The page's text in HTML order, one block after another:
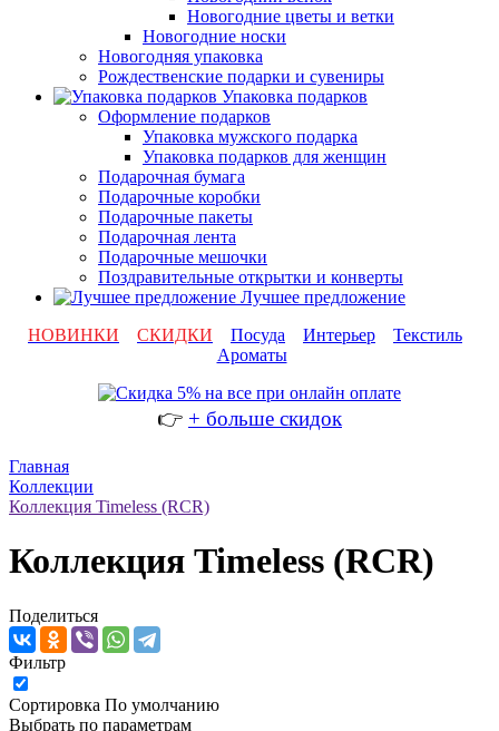
Новогодние цветы и ветки
Новогодние носки
Новогодняя упаковка
Рождественские подарки и сувениры
Упаковка подарков
Оформление подарков
Упаковка мужского подарка
Упаковка подарков для женщин
Подарочная бумага
Подарочные коробки
Подарочные пакеты
Подарочная лента
Подарочные мешочки
Поздравительные открытки и конверты
Лучшее предложение
НОВИНКИ
СКИДКИ Посуда Интерьер
Текстиль
Ароматы
👉 + больше скидок
Главная
Коллекции
Коллекция Timeless (RCR)
Коллекция Timeless (RCR)
Поделиться
Фильтр
Сортировка По умолчанию
Выбрать по параметрам